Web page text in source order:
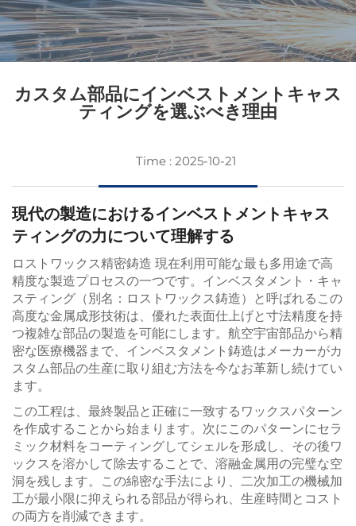
カスタム部品にインベストメントキャス
ティングを選ぶべき理由
Time : 2025-10-21
現代の製造におけるインベストメントキャス
ティングの力について理解する
ロストワックス精密鋳造 現在利用可能な最も多用途で高
精度な製造プロセスの一つです。インベスタメント・キャ
スティング（別名：ロストワックス鋳造）と呼ばれるこの
高度な金属成形技術は、優れた表面仕上げと寸法精度を持
つ複雑な部品の製造を可能にします。航空宇宙部品から精
密な医療機器まで、インベスタメント鋳造はメーカーがカ
スタム部品の生産に取り組む方法を今なお革新し続けてい
ます。
この工程は、最終製品と正確に一致するワックスパターン
を作成することから始まります。次にこのパターンにセラ
ミック材料をコーティングしてシェルを形成し、その後ワ
ックスを溶かして除去することで、溶融金属用の完璧な空
洞を残します。この綿密な手法により、二次加工の機械加
工が最小限に抑えられる部品が得られ、生産時間とコスト
の両方を削減できます。